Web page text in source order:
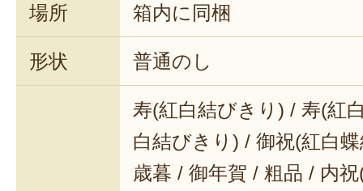
場所 箱内に同梱
形状 普通のし
寿(紅白結びきり) / 寿(紅
白結びきり) / 御祝(紅白
歳暮 / 御年賀 / 粗品 / 内